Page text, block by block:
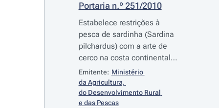
Portaria n.º 251/2010
Estabelece restrições à
pesca de sardinha (Sardina
pilchardus) com a arte de
cerco na costa continental
portuguesa
Emitente: Ministério
da Agricultura,
do Desenvolvimento Rural
e das Pescas